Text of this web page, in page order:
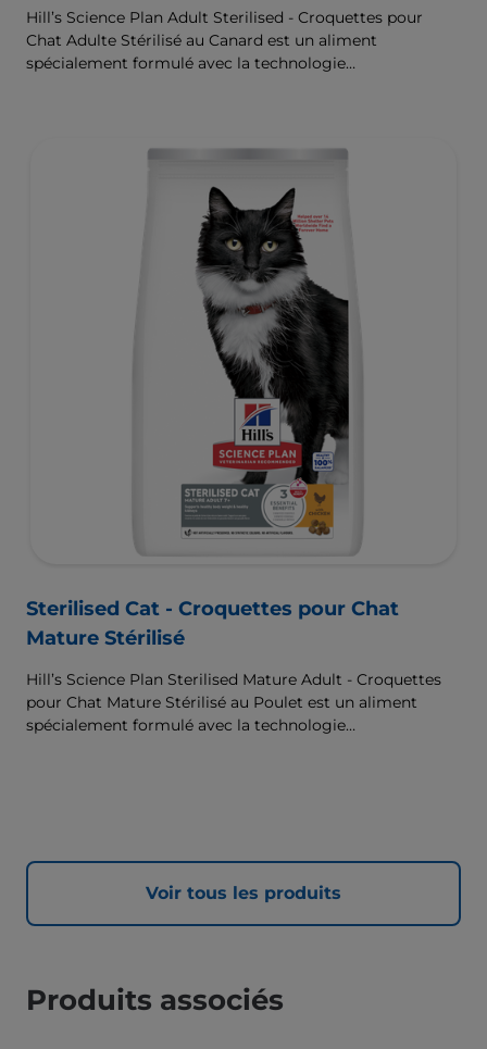
Hill’s Science Plan Adult Sterilised - Croquettes pour
Chat Adulte Stérilisé au Canard est un aliment
spécialement formulé avec la technologie
à rester en bonne santé.
Sterilised Cat - Croquettes pour Chat
Mature Stérilisé
Hill’s Science Plan Sterilised Mature Adult - Croquettes
pour Chat Mature Stérilisé au Poulet est un aliment
spécialement formulé avec la technologie
Voir tous les produits
Produits associés